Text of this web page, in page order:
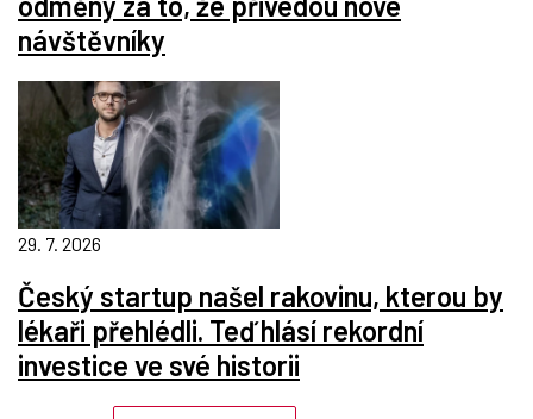
návštěvníky
29. 7. 2026
Český startup našel rakovinu, kterou by
lékaři přehlédli. Teď hlásí rekordní
investice ve své historii